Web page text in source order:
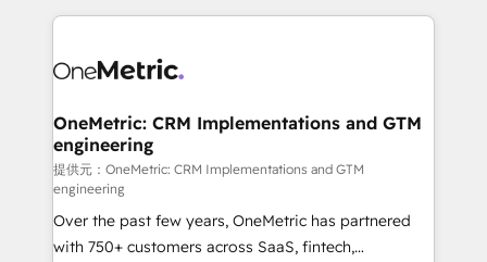
cleaner data, smarter automation, and more
Implementation & Migration · Native & Custom
Reporting & Analytics · GTM Architecture · Sales &
Marketing Enablement If you’re ready to elevate
HubSpot from “just your CRM” to your growth
infrastructure—let’s talk.
OneMetric: CRM Implementations and GTM
engineering
提供元：OneMetric: CRM Implementations and GTM
engineering
Over the past few years, OneMetric has partnered
with 750+ customers across SaaS, fintech,